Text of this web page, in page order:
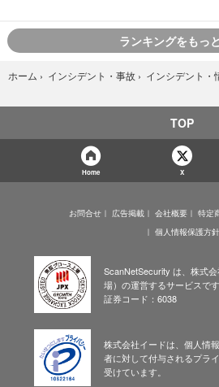
ランキングをもっ
ホーム › インシデント・事故 › インシデント・
TOP
Home X
お問合せ 広告掲載 会社概要
特定
個人情報保護方針
ScanNetSecurity は、株式
場）の運営するサービスです
証券コード：6038
株式会社イードは、個人情
者に対して付与されるプラ
受けています。